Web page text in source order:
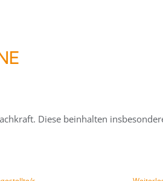
Diese beinhalten